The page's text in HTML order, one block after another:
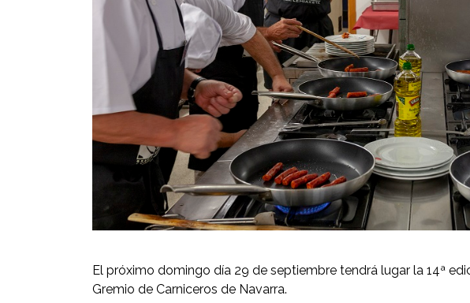
El próximo domingo día 29 de septiembre tendrá lugar la 14ª
Gremio de Carniceros de Navarra.